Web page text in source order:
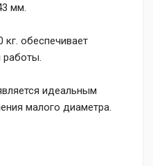
мм.
обеспечивает
идеальным
малого диаметра.